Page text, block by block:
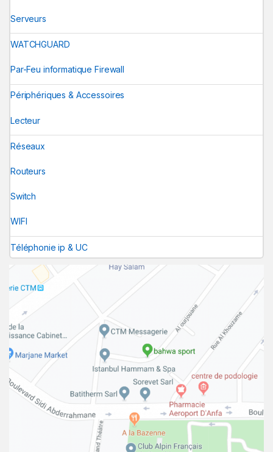
Serveurs
WATCHGUARD
Par-Feu informatique Firewall
Périphériques & Accessoires
Lecteur
Réseaux
Routeurs
Switch
WIFI
Téléphonie ip & UC